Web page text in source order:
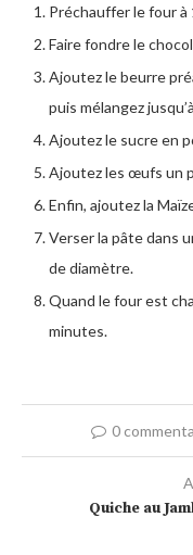
Préchauffer le four à
Faire fondre le
Ajoutez le beurre
puis mélangez
Ajoutez le sucre en
Ajoutez les œufs un
Enfin, ajoutez la
Verser la pâte dans
de diamètre.
Quand le four est
minutes.
0
Quiche au